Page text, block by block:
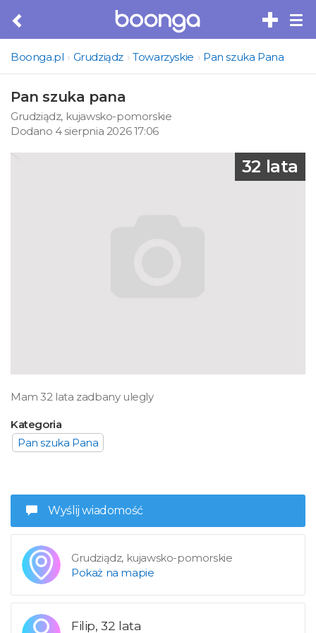
Boonga.pl
Grudziądz Towarzyskie Pan szuka Pana
Pan szuka pana
Grudziądz, kujawsko-pomorskie
Dodano 4 sierpnia 2026 17:06
32 lata
Mam 32 lata zadbany ulegly
Kategoria
Pan szuka Pana
Wyślij wiadomość
Grudziądz, kujawsko-pomorskie
Pokaż na mapie
Filip, 32 lata